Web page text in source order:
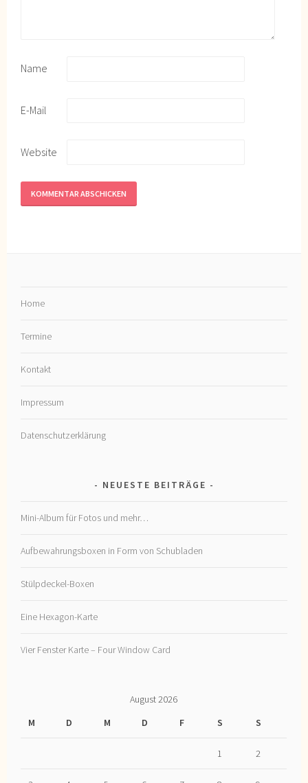
Name
E-Mail
Website
Home
Termine
Kontakt
Impressum
Datenschutzerklärung
NEUESTE BEITRÄGE
Mini-Album für Fotos und mehr…
Aufbewahrungsboxen in Form von Schubladen
Stülpdeckel-Boxen
Eine Hexagon-Karte
Vier Fenster Karte – Four Window Card
August 2026
M
D M D F S S
1 2